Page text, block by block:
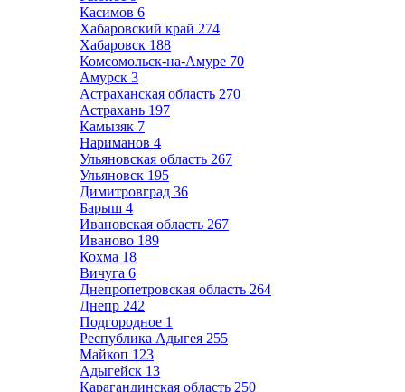
Касимов 6
Хабаровский край 274
Хабаровск 188
Комсомольск-на-Амуре 70
Амурск 3
Астраханская область 270
Астрахань 197
Камызяк 7
Нариманов 4
Ульяновская область 267
Ульяновск 195
Димитровград 36
Барыш 4
Ивановская область 267
Иваново 189
Кохма 18
Вичуга 6
Днепропетровская область 264
Днепр 242
Подгородное 1
Республика Адыгея 255
Майкоп 123
Адыгейск 13
Карагандинская область 250